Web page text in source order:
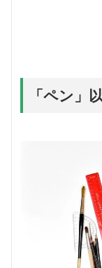
「ペン」